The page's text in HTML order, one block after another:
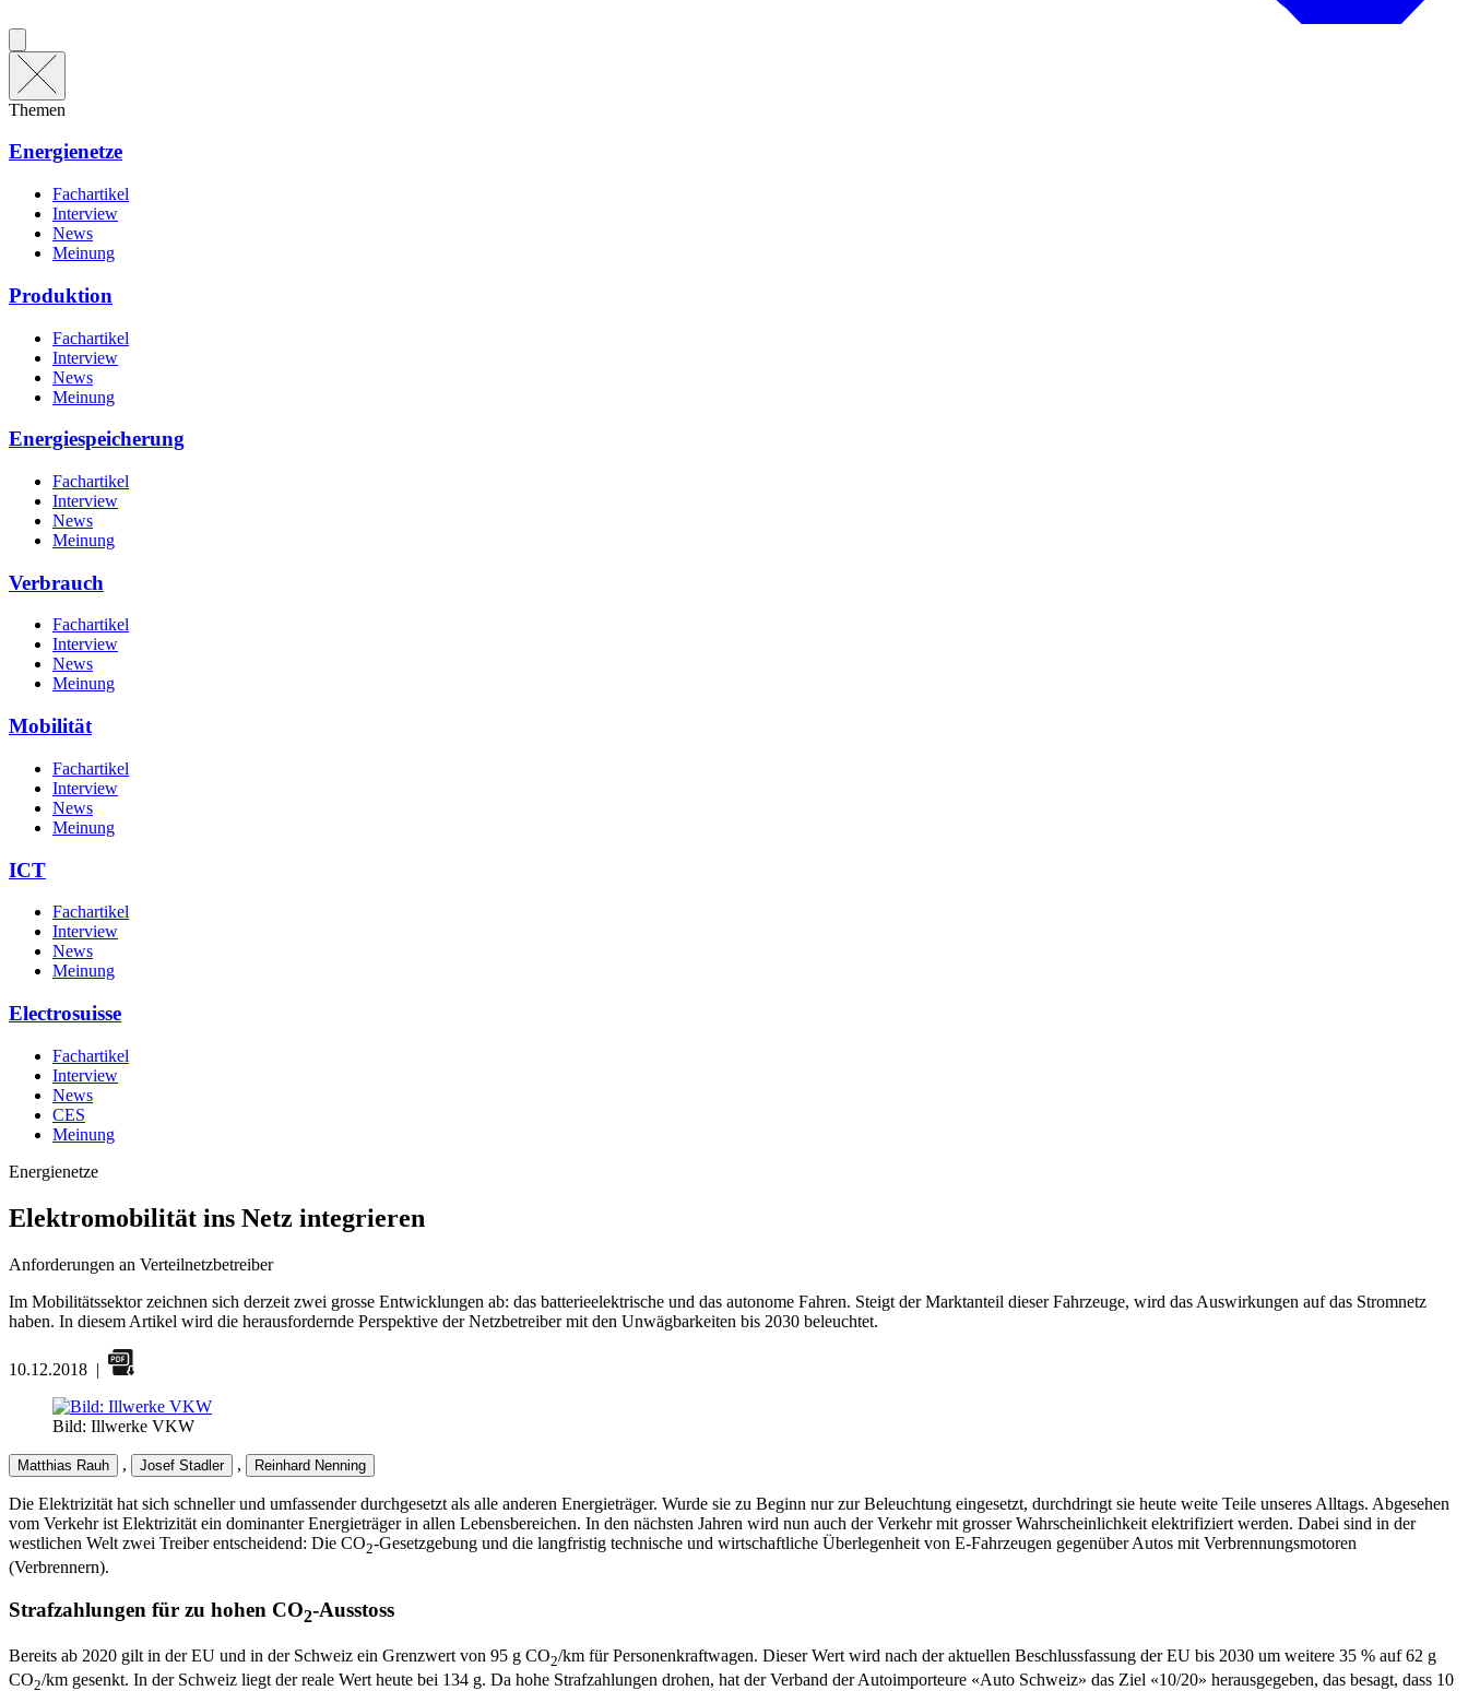
Themen
Energienetze
Fachartikel
Interview
News
Meinung
Produktion
Fachartikel
Interview
News
Meinung
Energiespeicherung
Fachartikel
Interview
News
Meinung
Verbrauch
Fachartikel
Interview
News
Meinung
Mobilität
Fachartikel
Interview
News
Meinung
ICT
Fachartikel
Interview
News
Meinung
Electrosuisse
Fachartikel
Interview
News
CES
Meinung
Energienetze
Elektromobilität ins Netz integrieren
Anforderungen an Verteilnetzbetreiber
Im Mobilitätssektor zeichnen sich derzeit zwei grosse Entwicklungen ab: das batterieelektrische und das autonome Fahren. Steigt der Marktanteil dieser Fahrzeuge, wird das Auswirkungen auf das Stromnetz
haben. In diesem Artikel wird die herausfordernde Perspektive der Netzbetreiber mit den Unwägbarkeiten bis 2030 beleuchtet.
10.12.2018 |
Bild: Illwerke VKW
Matthias Rauh , Josef Stadler , Reinhard Nenning
Die Elektrizität hat sich schneller und umfassender durchgesetzt als alle anderen Energieträger. Wurde sie zu Beginn nur zur Beleuchtung eingesetzt, durchdringt sie heute weite Teile unseres Alltags. Abgesehen
vom Verkehr ist Elektrizität ein dominanter Energieträger in allen Lebensbereichen. In den nächsten Jahren wird nun auch der Verkehr mit grosser Wahrscheinlichkeit elektrifiziert werden. Dabei sind in der
westlichen Welt zwei Treiber entscheidend: Die CO2-Gesetzgebung und die langfristig technische und wirtschaftliche Überlegenheit von E-Fahrzeugen gegenüber Autos mit Verbrennungsmotoren
(Verbrennern).
Strafzahlungen für zu hohen CO2-Ausstoss
Bereits ab 2020 gilt in der EU und in der Schweiz ein Grenzwert von 95 g CO2/km für Personenkraftwagen. Dieser Wert wird nach der aktuellen Beschlussfassung der EU bis 2030 um weitere 35 % auf 62 g
CO2/km gesenkt. In der Schweiz liegt der reale Wert heute bei 134 g. Da hohe Strafzahlungen drohen, hat der Verband der Autoimporteure «Auto Schweiz» das Ziel «10/20» herausgegeben, das besagt, dass 10